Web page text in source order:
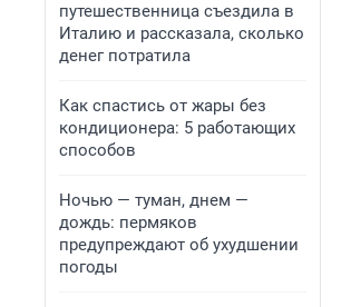
путешественница съездила в
Италию и рассказала, сколько
денег потратила
Как спастись от жары без
кондиционера: 5 работающих
способов
Ночью — туман, днем —
дождь: пермяков
предупреждают об ухудшении
погоды